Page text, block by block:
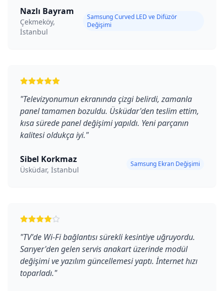
Nazlı Bayram
Çekmeköy,
İstanbul
Samsung Curved LED ve Difüzör
Değişimi
"Televizyonumun ekranında çizgi belirdi, zamanla
panel tamamen bozuldu. Üsküdar'den teslim ettim,
kısa sürede panel değişimi yapıldı. Yeni parçanın
kalitesi oldukça iyi."
Sibel Korkmaz
Üsküdar, İstanbul
Samsung Ekran Değişimi
"TV'de Wi-Fi bağlantısı sürekli kesintiye uğruyordu.
Sarıyer'den gelen servis anakart üzerinde modül
değişimi ve yazılım güncellemesi yaptı. İnternet hızı
toparladı."